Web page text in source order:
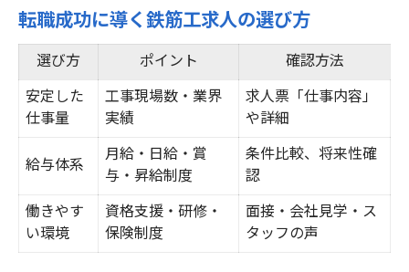
転職成功に導く鉄筋工求人の選び方
選び方 ポイント
確認方法
安定した
仕事量
工事現場数・業界
実績
求人票「仕事内容」
や詳細
給与体系
月給・日給・賞
与・昇給制度
条件比較、将来性確
認
働きやす
い環境
資格支援・研修・
保険制度
面接・会社見学・ス
タッフの声